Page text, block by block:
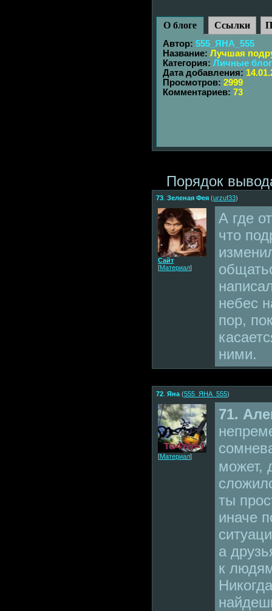
О блоге Ссылки
Автор: 555_ЯНА_555
Название: Лучшая
Категория: Личные
Дата добавления:
Просмотров: 2999
Комментариев: 73
Порядок
73 Зеленая Фея (urzuf33)
Сайт
[Материал]
А где
что
небес
пор,
ними.
72 Яна (555_ЯНА_555)
[Материал]
71.
может,
ты
иначе
а
к